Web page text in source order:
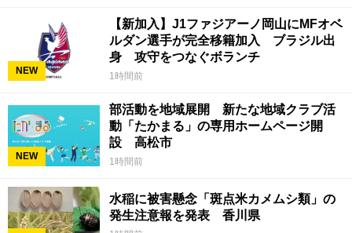
NEW
【新加入】J1ファジアーノ岡山にMFオベ
ルダン選手が完全移籍加入 ブラジル出
身 攻守をつなぐボランチ
1時間前
NEW
部活動を地域展開 新たな地域クラブ活
動「たかまる」の専用ホームページ開
設 高松市
1時間前
水稲に被害懸念「斑点米カメムシ類」の
発生注意報を発表 香川県